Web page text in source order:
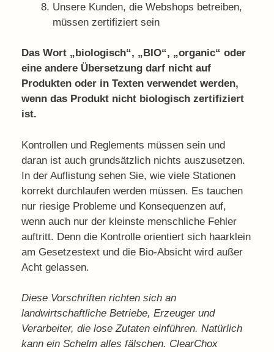
Unsere Kunden, die Webshops betreiben,
müssen zertifiziert sein
Das Wort „biologisch“, „BIO“, „organic“ oder
eine andere Übersetzung darf nicht auf
Produkten oder in Texten verwendet werden,
wenn das Produkt nicht biologisch zertifiziert
ist.
Kontrollen und Reglements müssen sein und
daran ist auch grundsätzlich nichts auszusetzen.
In der Auflistung sehen Sie, wie viele Stationen
korrekt durchlaufen werden müssen. Es tauchen
nur riesige Probleme und Konsequenzen auf,
wenn auch nur der kleinste menschliche Fehler
auftritt. Denn die Kontrolle orientiert sich haarklein
am Gesetzestext und die Bio-Absicht wird außer
Acht gelassen.
Diese Vorschriften richten sich an
landwirtschaftliche Betriebe, Erzeuger und
Verarbeiter, die lose Zutaten einführen. Natürlich
kann ein Schelm alles fälschen. ClearChox